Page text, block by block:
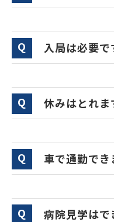
入局は必要で
休みはとれま
車で通勤でき
病院見学はで